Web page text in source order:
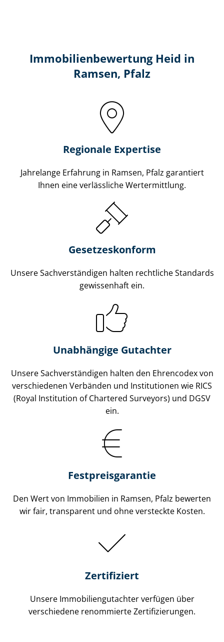
Immobilien­bewertung Heid in
Ramsen, Pfalz
Regionale Expertise
Jahrelange Erfahrung in Ramsen, Pfalz garantiert
Ihnen eine verlässliche Wertermittlung.
Gesetzes­konform
Unsere Sach­ver­stän­di­gen halten rechtliche Standards
gewissenhaft ein.
Unabhängige Gutachter
Unsere Sach­ver­stän­di­gen halten den Ehrencodex von
verschiedenen Verbänden und Institutionen wie RICS
(Royal Institution of Chartered Surveyors) und DGSV
ein.
Festpreis​garantie
Den Wert von Immobilien in Ramsen, Pfalz bewerten
wir fair, transparent und ohne versteckte Kosten.
Zertifiziert
Unsere Immobilien­gutachter verfügen über
verschiedene renommierte Zer­ti­fi­zie­run­gen.